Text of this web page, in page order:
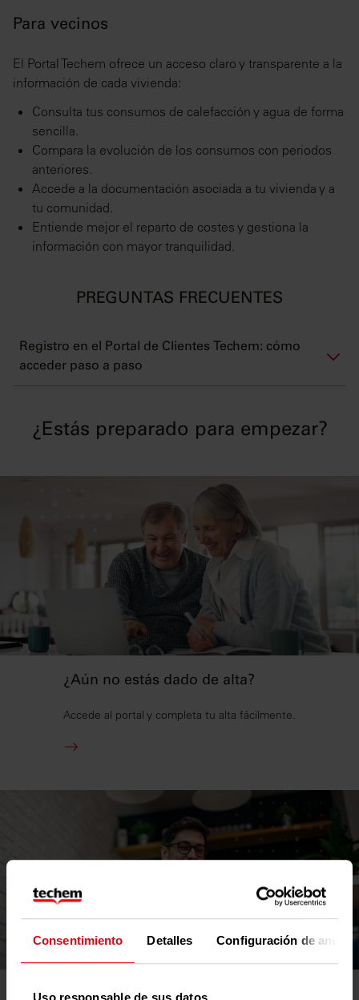
Consentimiento Detalles Configuración de
Para vecinos
El Portal Techem ofrece un acceso claro y transparente a la
información de cada vivienda:
Consulta tus consumos de calefacción y agua de forma
sencilla.
Compara la evolución de los consumos con periodos
anteriores.
Accede a la documentación asociada a tu vivienda y a
tu comunidad.
Entiende mejor el reparto de costes y gestiona la
información con mayor tranquilidad.
PREGUNTAS FRECUENTES
Registro en el Portal de Clientes Techem: cómo
acceder paso a paso
¿Estás preparado para empezar?
¿Aún no estás dado de alta?
Accede al portal y completa tu alta fácilmente.
¿Ya estás registrado?